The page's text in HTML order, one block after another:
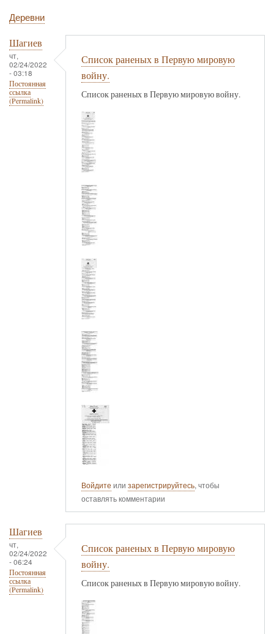
Деревни
Шагиев
чт,
02/24/2022
- 03:18
Постоянная
ссылка
(Permalink)
Список раненых в Первую мировую
войну.
Список раненых в Первую мировую войну.
Войдите или зарегистрируйтесь, чтобы
оставлять комментарии
Шагиев
чт,
02/24/2022
- 06:24
Постоянная
ссылка
(Permalink)
Список раненых в Первую мировую
войну.
Список раненых в Первую мировую войну.